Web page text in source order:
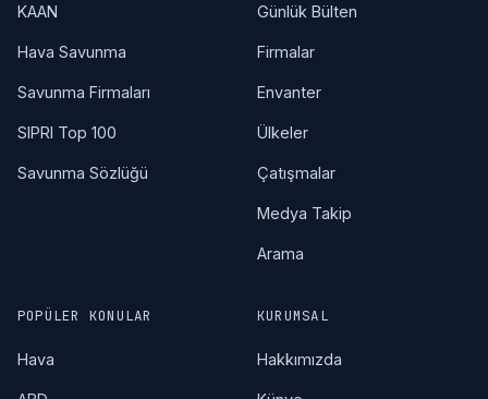
KAAN
Hava Savunma
Savunma Firmaları
SIPRI Top 100
Savunma Sözlüğü
Günlük Bülten
Firmalar
Envanter
Ülkeler
Çatışmalar
Medya Takip
Arama
POPÜLER KONULAR
Hava
KURUMSAL
Hakkımızda